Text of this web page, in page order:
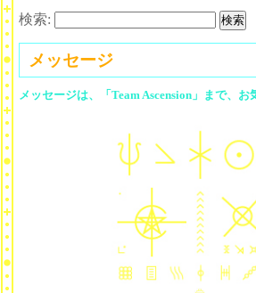
検索:
メッセージ
メッセージは、「Team Ascension」まで、お